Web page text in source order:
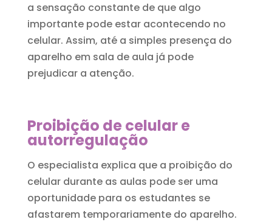
a sensação constante de que algo
importante pode estar acontecendo no
celular. Assim, até a simples presença do
aparelho em sala de aula já pode
prejudicar a atenção.
Proibição de celular e
autorregulação
O especialista explica que a proibição do
celular durante as aulas pode ser uma
oportunidade para os estudantes se
afastarem temporariamente do aparelho.